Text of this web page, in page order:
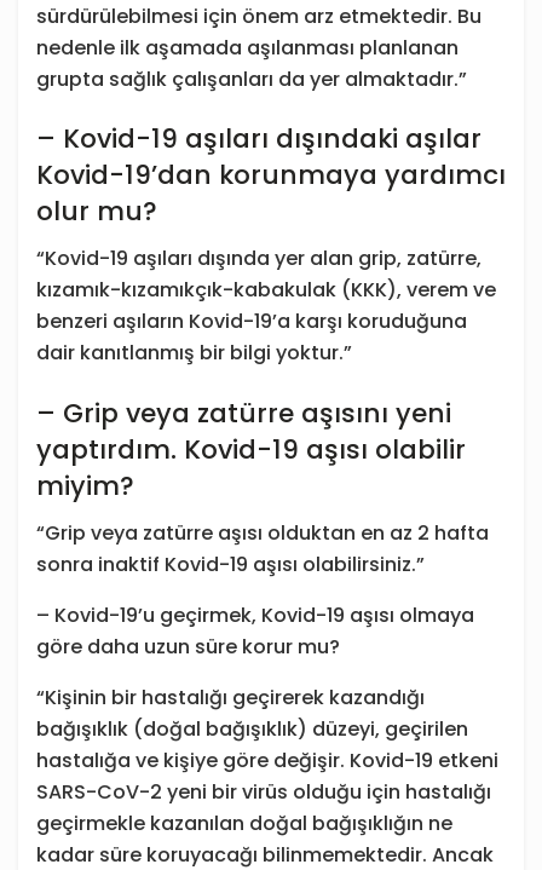
sürdürülebilmesi için önem arz etmektedir. Bu
nedenle ilk aşamada aşılanması planlanan
grupta sağlık çalışanları da yer almaktadır.”
– Kovid-19 aşıları dışındaki aşılar
Kovid-19’dan korunmaya yardımcı
olur mu?
“Kovid-19 aşıları dışında yer alan grip, zatürre,
kızamık-kızamıkçık-kabakulak (KKK), verem ve
benzeri aşıların Kovid-19’a karşı koruduğuna
dair kanıtlanmış bir bilgi yoktur.”
– Grip veya zatürre aşısını yeni
yaptırdım. Kovid-19 aşısı olabilir
miyim?
“Grip veya zatürre aşısı olduktan en az 2 hafta
sonra inaktif Kovid-19 aşısı olabilirsiniz.”
– Kovid-19’u geçirmek, Kovid-19 aşısı olmaya
göre daha uzun süre korur mu?
“Kişinin bir hastalığı geçirerek kazandığı
bağışıklık (doğal bağışıklık) düzeyi, geçirilen
hastalığa ve kişiye göre değişir. Kovid-19 etkeni
SARS-CoV-2 yeni bir virüs olduğu için hastalığı
geçirmekle kazanılan doğal bağışıklığın ne
kadar süre koruyacağı bilinmemektedir. Ancak